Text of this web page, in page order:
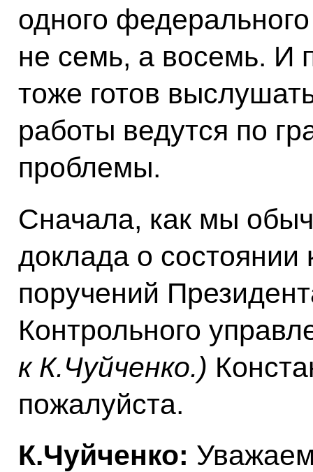
одного
не семь, а восемь. И
тоже готов
работы ведутся по
проблемы.
Сначала, как мы
доклада о состоянии
поручений
Контрольного
к К.Чуйченко.)
пожалуйста.
К.Чуйченко: